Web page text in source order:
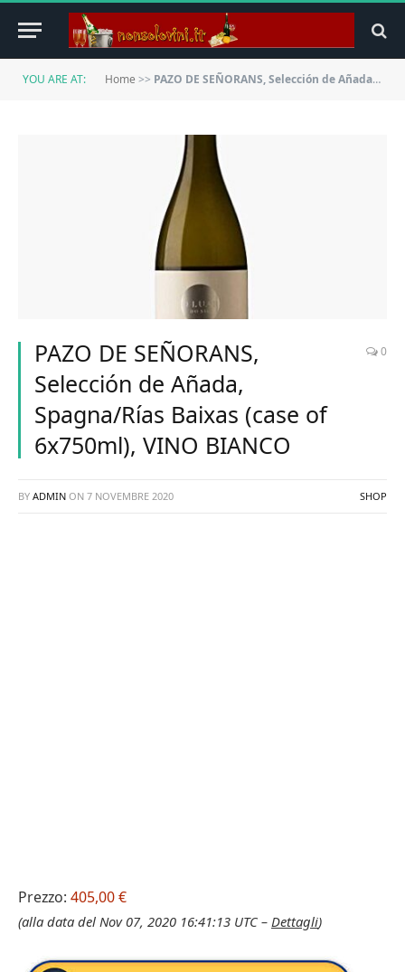
YOU ARE AT: Home >> PAZO DE SEÑORANS, Selección de Añada, Spagna/Rías Baixas (case of 6x750ml), VINO BIANCO
PAZO DE SEÑORANS,
Selección de Añada,
Spagna/Rías Baixas (case of
6x750ml), VINO BIANCO
0
BY ADMIN ON 7 NOVEMBRE 2020 SHOP
Prezzo: 405,00 €
(alla data del Nov 07, 2020 16:41:13 UTC – Dettagli)